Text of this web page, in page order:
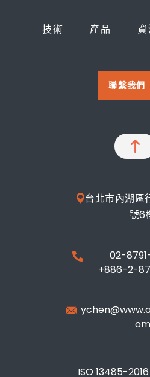
技術 產品
聯繫我們
台北市內湖區
號6
02-
+886-2-
om
ISO 13485-